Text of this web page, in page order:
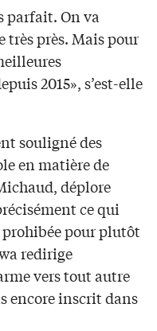
parfait. On va
près. Mais pour
2015», s’est-elle
souligné des
en matière de
déplore
ce qui
prohibée pour plutôt
redirige
vers tout autre
encore inscrit dans